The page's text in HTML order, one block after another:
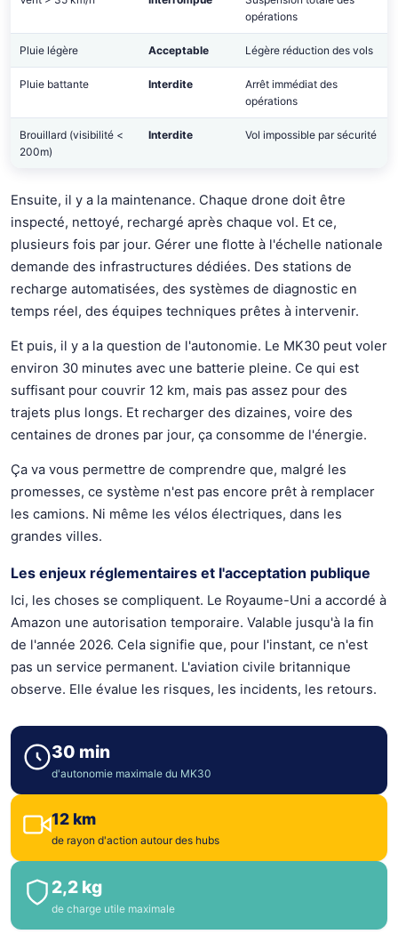
opérations
Pluie légère Acceptable Légère réduction des vols
Pluie battante Interdite
Arrêt immédiat des
opérations
Brouillard (visibilité <
200m)
Interdite Vol impossible par sécurité
Ensuite, il y a la maintenance. Chaque drone doit être
inspecté, nettoyé, rechargé après chaque vol. Et ce,
plusieurs fois par jour. Gérer une flotte à l'échelle nationale
demande des infrastructures dédiées. Des stations de
recharge automatisées, des systèmes de diagnostic en
temps réel, des équipes techniques prêtes à intervenir.
Et puis, il y a la question de l'autonomie. Le MK30 peut voler
environ 30 minutes avec une batterie pleine. Ce qui est
suffisant pour couvrir 12 km, mais pas assez pour des
trajets plus longs. Et recharger des dizaines, voire des
centaines de drones par jour, ça consomme de l'énergie.
Ça va vous permettre de comprendre que, malgré les
promesses, ce système n'est pas encore prêt à remplacer
les camions. Ni même les vélos électriques, dans les
grandes villes.
Les enjeux réglementaires et l'acceptation publique
Ici, les choses se compliquent. Le Royaume-Uni a accordé à
Amazon une autorisation temporaire. Valable jusqu'à la fin
de l'année 2026. Cela signifie que, pour l'instant, ce n'est
pas un service permanent. L'aviation civile britannique
observe. Elle évalue les risques, les incidents, les retours.
30 min
d'autonomie maximale du MK30
12 km
de rayon d'action autour des hubs
2,2 kg
de charge utile maximale